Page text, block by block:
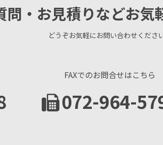
問・お見積りなどお気
どうぞお気軽にお問い合わせください
FAXでのお問合せはこちら
072-964-